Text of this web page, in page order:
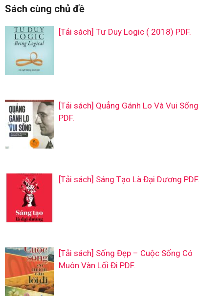
Sách cùng chủ đề
[Tải sách] Tư Duy Logic ( 2018) PDF.
[Tải sách] Quẳng Gánh Lo Và Vui Sống
PDF.
[Tải sách] Sáng Tạo Là Đại Dương PDF.
[Tải sách] Sống Đẹp – Cuộc Sống Có
Muôn Vàn Lối Đi PDF.